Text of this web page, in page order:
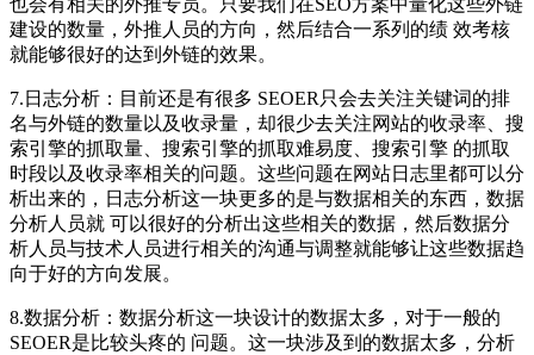
建设的数量，外推人员的方向，然后结合一系列的绩 效考核
就能够很好的达到外链的效果。
7.日志分析：目前还是有很多 SEOER只会去关注关键词的排
名与外链的数量以及收录量，却很少去关注网站的收录率、搜
索引擎的抓取量、搜索引擎的抓取难易度、搜索引擎 的抓取
时段以及收录率相关的问题。这些问题在网站日志里都可以分
析出来的，日志分析这一块更多的是与数据相关的东西，数据
分析人员就 可以很好的分析出这些相关的数据，然后数据分
析人员与技术人员进行相关的沟通与调整就能够让这些数据趋
向于好的方向发展。
8.数据分析：数据分析这一块设计的数据太多，对于一般的
SEOER是比较头疼的 问题。这一块涉及到的数据太多，分析